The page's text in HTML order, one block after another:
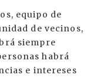
equipo de
de vecinos,
siempre
habrá
e intereses